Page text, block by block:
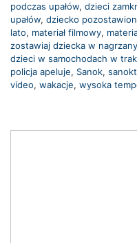
podczas upałów, dzieci
upałów, dziecko
lato, materiał filmowy,
zostawiaj dziecka w
dzieci w samochodach w
policja apeluje, Sanok,
video, wakacje, wysoka